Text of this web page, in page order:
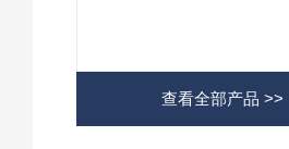
查看全部产品 >>